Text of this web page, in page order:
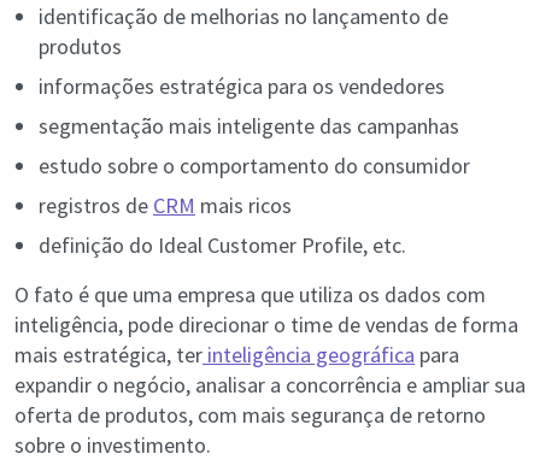
identificação de melhorias no lançamento de
produtos
informações estratégica para os vendedores
segmentação mais inteligente das campanhas
estudo sobre o comportamento do consumidor
registros de CRM mais ricos
definição do Ideal Customer Profile, etc.
O fato é que uma empresa que utiliza os dados com
inteligência, pode direcionar o time de vendas de forma
mais estratégica, ter inteligência geográfica para
expandir o negócio, analisar a concorrência e ampliar sua
oferta de produtos, com mais segurança de retorno
sobre o investimento.